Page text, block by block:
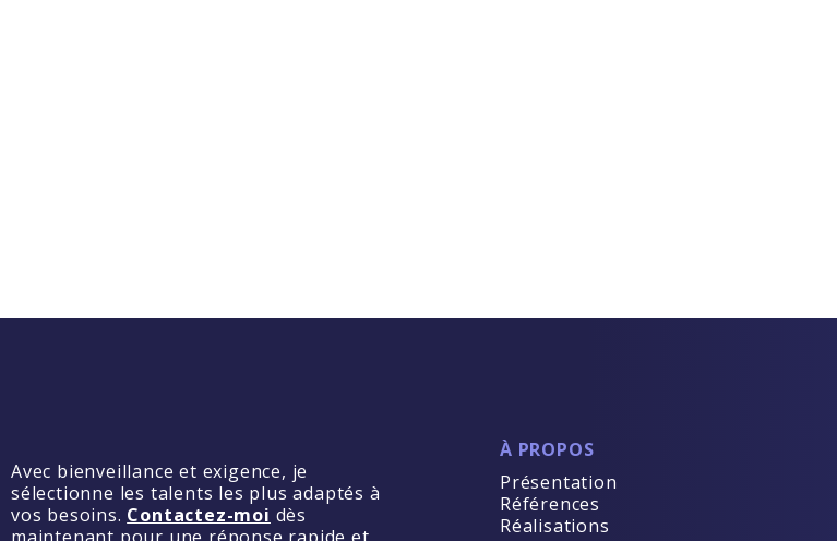
Avec bienveillance et exigence, je
sélectionne les talents les plus adaptés à
vos besoins. Contactez-moi dès
À PROPOS
Présentation
Références
Réalisations